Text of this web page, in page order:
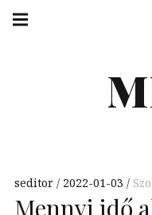
Skip
navigation
seditor 2022-01-03
Mennyi idő